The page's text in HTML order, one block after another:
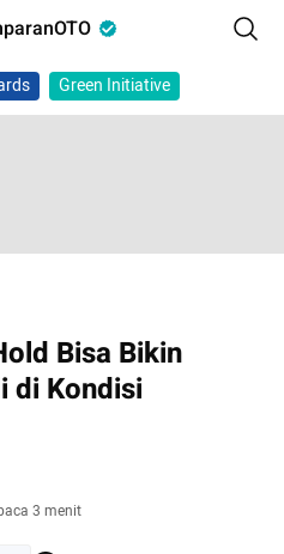
Green Initiative
Bisa Bikin
di Kondisi
3 menit